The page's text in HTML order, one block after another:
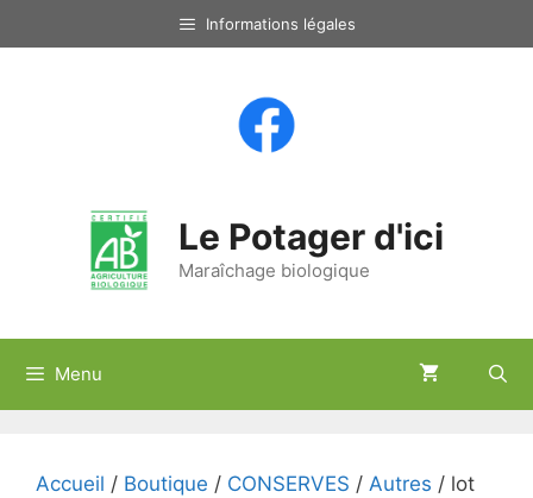
au
Informations légales
Le Potager d'ici
Maraîchage biologique
Menu
Accueil / Boutique / CONSERVES / Autres / lot